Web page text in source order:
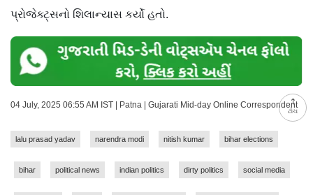
ટોચ
પ્રોજેક્ટ્સનો શિલાન્યાસ કર્યો હતો.
04 July, 2025 06:55 AM IST | Patna | Gujarati Mid-day Online Correspondent
lalu prasad yadav narendra modi nitish kumar bihar elections
bihar political news indian politics dirty politics social media